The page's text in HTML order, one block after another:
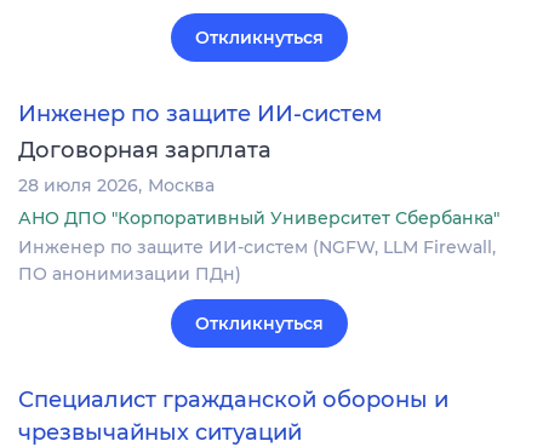
Откликнуться
Инженер по защите ИИ-систем
Договорная зарплата
28 июля 2026 Москва
АНО ДПО "Корпоративный Университет Сбербанка"
Инженер по защите ИИ-систем (NGFW, LLM Firewall,
ПО анонимизации ПДн)
Откликнуться
Специалист гражданской обороны и
чрезвычайных ситуаций